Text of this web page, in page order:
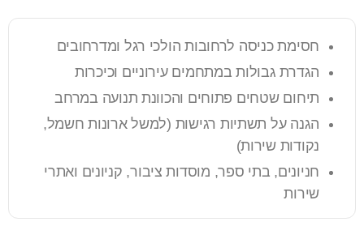
חסימת כניסה לרחובות הולכי רגל ומדרחובים
הגדרת גבולות במתחמים עירוניים וכיכרות
תיחום שטחים פתוחים והכוונת תנועה במרחב
הגנה על תשתיות רגישות (למשל ארונות חשמל,
נקודות שירות)
חניונים, בתי ספר, מוסדות ציבור, קניונים ואתרי
שירות